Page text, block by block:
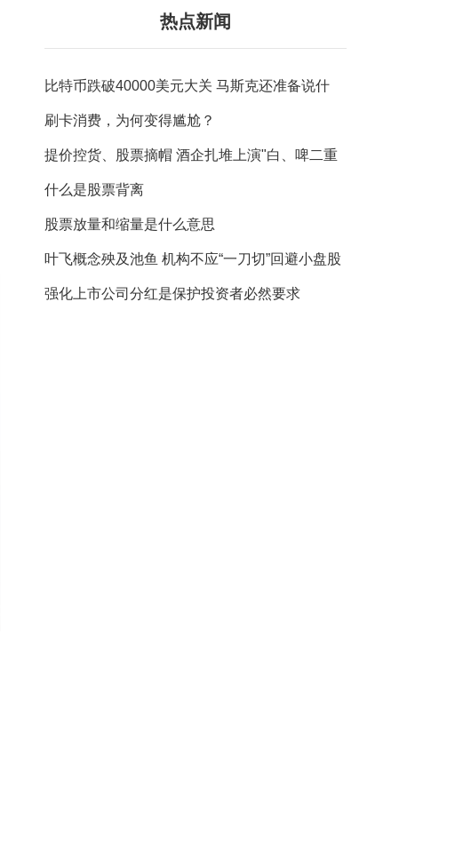
热点新闻
比特币跌破40000美元大关 马斯克还准备说什
刷卡消费，为何变得尴尬？
提价控货、股票摘帽 酒企扎堆上演"白、啤二重
什么是股票背离
股票放量和缩量是什么意思
叶飞概念殃及池鱼 机构不应“一刀切”回避小盘股
强化上市公司分红是保护投资者必然要求